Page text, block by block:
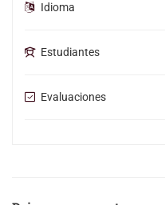
Idioma
Estudiantes
Evaluaciones